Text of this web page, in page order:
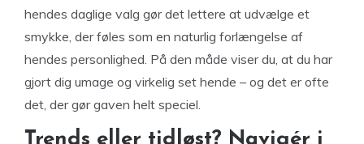
hendes daglige valg gør det lettere at udvælge et
smykke, der føles som en naturlig forlængelse af
hendes personlighed. På den måde viser du, at du har
gjort dig umage og virkelig set hende – og det er ofte
det, der gør gaven helt speciel.
Trends eller tidløst? Navigér i